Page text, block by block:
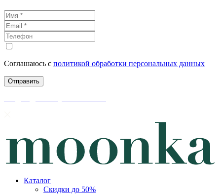
Соглашаюсь с политикой обработки персональных данных
Каталог
Скидки до 50%